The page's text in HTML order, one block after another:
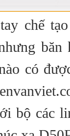
chế
băn
có
bộ các